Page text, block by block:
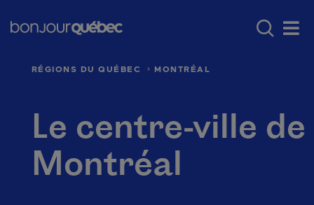
Main navigation -
Où aller au Québec Régions du Québec
RÉGIONS DU QUÉBEC MONTRÉAL
Le centre-ville de
Montréal